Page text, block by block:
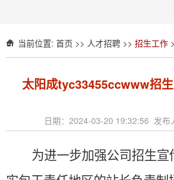
当前位置: 首页 >> 人才招聘 >> 招生工作
太阳成tyc33455ccwww招
日期：2024-03-20 19:32:56 发布
为进一步加强公司招生宣